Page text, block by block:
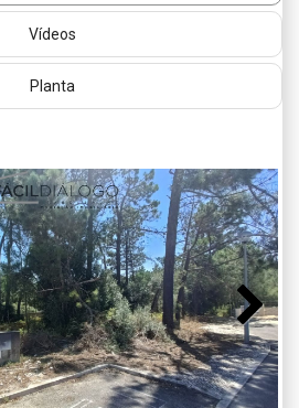
Vídeos
Planta
Next